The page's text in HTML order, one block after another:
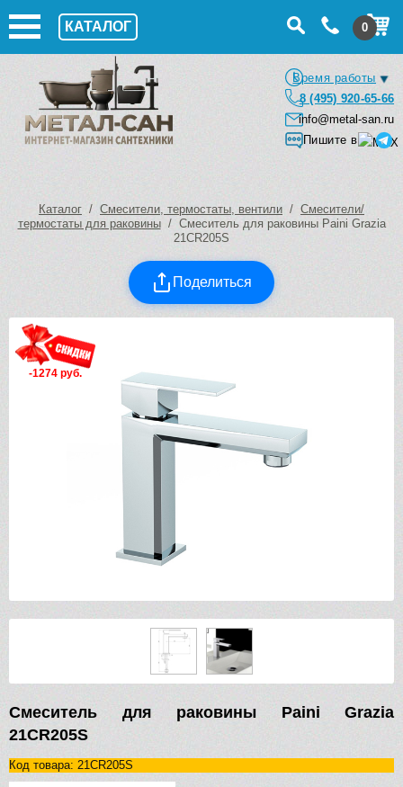
КАТАЛОГ 0
Время работы
8 (495) 920-65-66
info@metal-san.ru
Пишите в
Каталог / Смесители, термостаты, вентили / Смесители/
термостаты для раковины/ Смеситель для раковины Paini Grazia
21CR205S
Поделиться
-1274 руб.
Смеситель для раковины Paini Grazia
21CR205S
Код товара: 21CR205S